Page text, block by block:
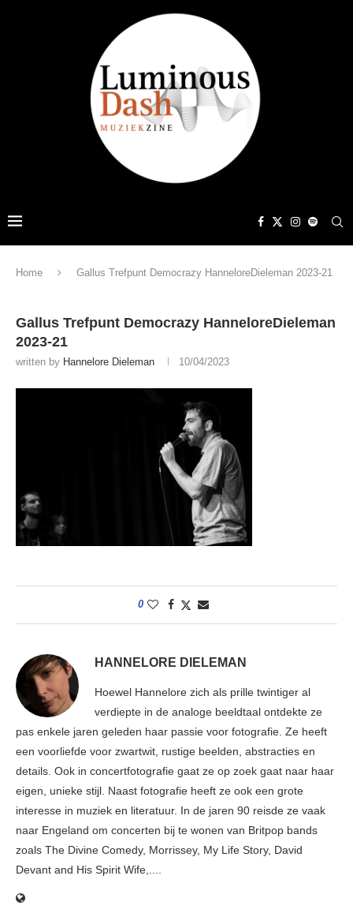
Home Gallus Trefpunt Democrazy HanneloreDieleman 2023-21
Gallus Trefpunt Democrazy HanneloreDieleman
2023-21
written by Hannelore Dieleman 10/04/2023
0
HANNELORE DIELEMAN
Hoewel Hannelore zich als prille twintiger al
verdiepte in de analoge beeldtaal ontdekte ze
pas enkele jaren geleden haar passie voor fotografie. Ze heeft
een voorliefde voor zwartwit, rustige beelden, abstracties en
details. Ook in concertfotografie gaat ze op zoek gaat naar haar
eigen, unieke stijl. Naast fotografie heeft ze ook een grote
interesse in muziek en literatuur. In de jaren 90 reisde ze vaak
naar Engeland om concerten bij te wonen van Britpop bands
zoals The Divine Comedy, Morrissey, My Life Story, David
Devant and His Spirit Wife,....